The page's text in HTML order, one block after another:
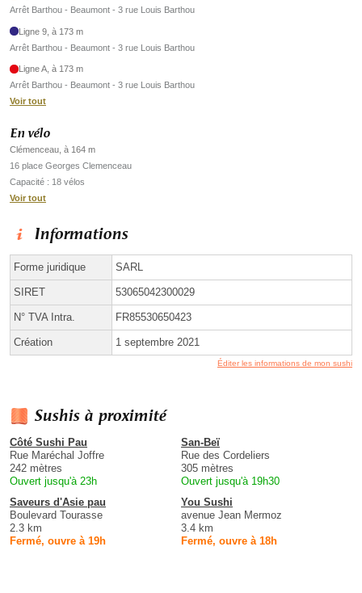
Arrêt Barthou - Beaumont - 3 rue Louis Barthou
Ligne 9, à 173 m
Arrêt Barthou - Beaumont - 3 rue Louis Barthou
Ligne A, à 173 m
Arrêt Barthou - Beaumont - 3 rue Louis Barthou
Voir tout
En vélo
Clémenceau, à 164 m
16 place Georges Clemenceau
Capacité : 18 vélos
Voir tout
Informations
Forme juridique SARL
SIRET 53065042300029
N° TVA Intra. FR85530650423
Création 1 septembre 2021
Éditer les informations de mon sushi
Sushis à proximité
Côté Sushi Pau
Rue Maréchal Joffre
242 mètres
Ouvert jusqu'à 23h
San-Beï
Rue des Cordeliers
305 mètres
Ouvert jusqu'à 19h30
Saveurs d'Asie pau
Boulevard Tourasse
2.3 km
Fermé, ouvre à 19h
You Sushi
avenue Jean Mermoz
3.4 km
Fermé, ouvre à 18h